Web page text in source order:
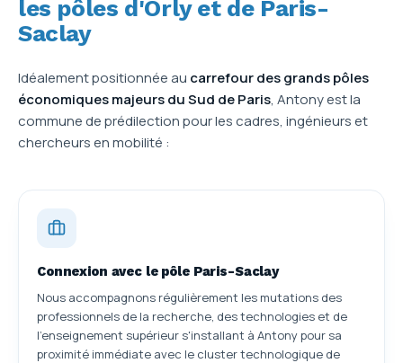
les pôles d'Orly et de Paris-
Saclay
Idéalement positionnée au carrefour des grands pôles
économiques majeurs du Sud de Paris, Antony est la
commune de prédilection pour les cadres, ingénieurs et
chercheurs en mobilité :
Connexion avec le pôle Paris-Saclay
Nous accompagnons régulièrement les mutations des
professionnels de la recherche, des technologies et de
l'enseignement supérieur s'installant à Antony pour sa
proximité immédiate avec le cluster technologique de